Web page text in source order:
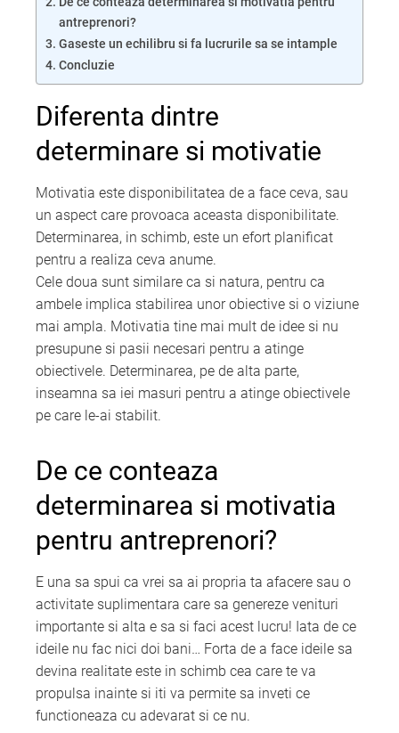
antreprenori?
Gaseste un echilibru si fa lucrurile sa se intample
Concluzie
Diferenta dintre
determinare si motivatie
Motivatia este disponibilitatea de a face ceva, sau
un aspect care provoaca aceasta disponibilitate.
Determinarea, in schimb, este un efort planificat
pentru a realiza ceva anume.
Cele doua sunt similare ca si natura, pentru ca
ambele implica stabilirea unor obiective si o viziune
mai ampla. Motivatia tine mai mult de idee si nu
presupune si pasii necesari pentru a atinge
obiectivele. Determinarea, pe de alta parte,
inseamna sa iei masuri pentru a atinge obiectivele
pe care le-ai stabilit.
De ce conteaza
determinarea si motivatia
pentru antreprenori?
E una sa spui ca vrei sa ai propria ta afacere sau o
activitate suplimentara care sa genereze venituri
importante si alta e sa si faci acest lucru! Iata de ce
ideile nu fac nici doi bani… Forta de a face ideile sa
devina realitate este in schimb cea care te va
propulsa inainte si iti va permite sa inveti ce
functioneaza cu adevarat si ce nu.